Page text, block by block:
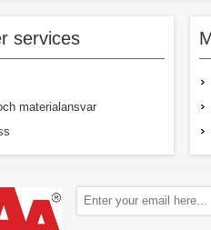
Dekorativa, spetsiga blad.
services
materialansvar